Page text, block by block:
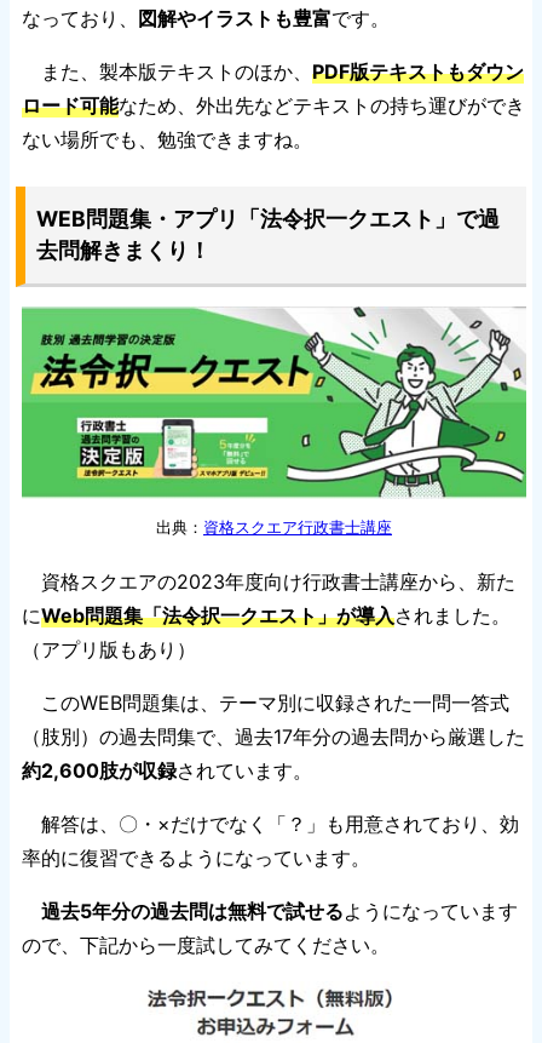
なっており、 図解やイラストも豊富です。
また、製本版テキストのほか、 PDF版テキストもダウン
ロード可能なため、外出先などテキストの持ち運びができ
ない場所でも、勉強できますね。
WEB問題集・アプリ「法令択一クエスト」で過
去問解きまくり！
出典： 資格スクエア行政書士講座
資格スクエアの2023年度向け行政書士講座から、新た
にWeb問題集「法令択一クエスト」が導入されました。
（アプリ版もあり）
このWEB問題集は、テーマ別に収録された一問一答式
（肢別）の過去問集で、過去17年分の過去問から厳選した
約2,600肢が収録されています。
解答は、〇・×だけでなく「？」も用意されており、効
率的に復習できるようになっています。
過去5年分の過去問は無料で試せるようになっています
ので、下記から一度試してみてください。